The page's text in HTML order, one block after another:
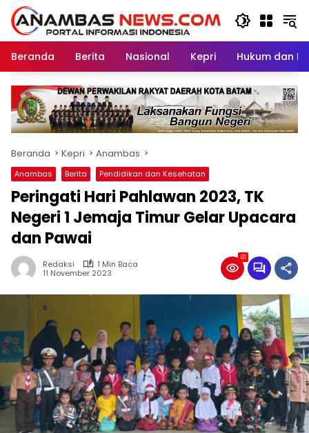
Langsung
konten
Beranda
Berita Nasional Kepri Hukum dan
Beranda Kepri Anambas
Anambas Berita Pendidikan dan Kesehatan
Peringati Hari Pahlawan 2023, TK
Negeri 1 Jemaja Timur Gelar Upacara
dan Pawai
Redaksi
1 Min Baca
11 November 2023
61